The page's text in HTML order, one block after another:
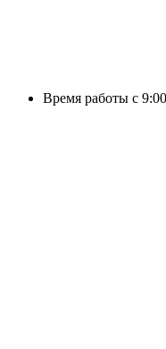
Время работы с